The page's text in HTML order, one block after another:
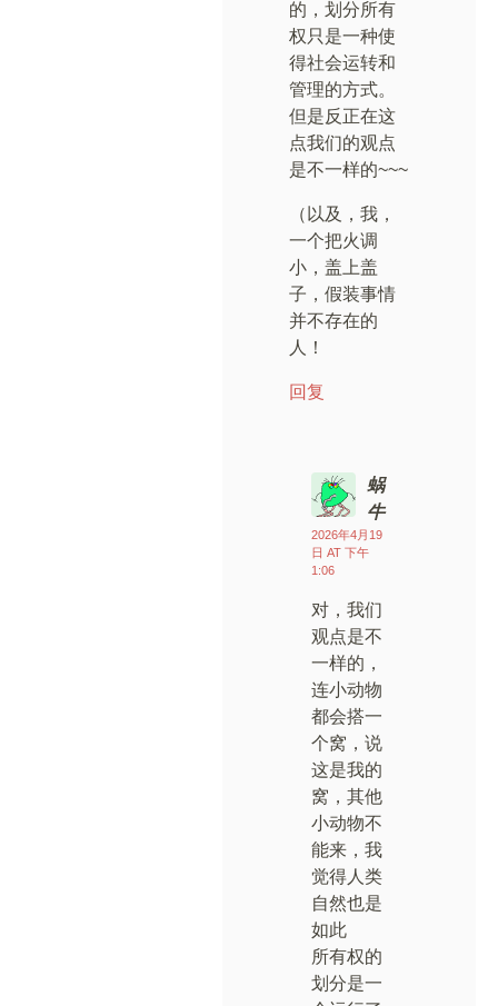
的，划分所有
权只是一种使
得社会运转和
管理的方式。
但是反正在这
点我们的观点
是不一样的~~~
（以及，我，
一个把火调
小，盖上盖
子，假装事情
并不存在的
人！
回复
蜗
牛
2026年4月19
日 AT 下午
1:06
对，我们
观点是不
一样的，
连小动物
都会搭一
个窝，说
这是我的
窝，其他
小动物不
能来，我
觉得人类
自然也是
如此
所有权的
划分是一